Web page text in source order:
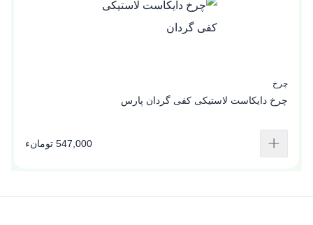
چرخ
چرخ دایکاست لاستیکی کفی گردان پارس
547,000 تومانء